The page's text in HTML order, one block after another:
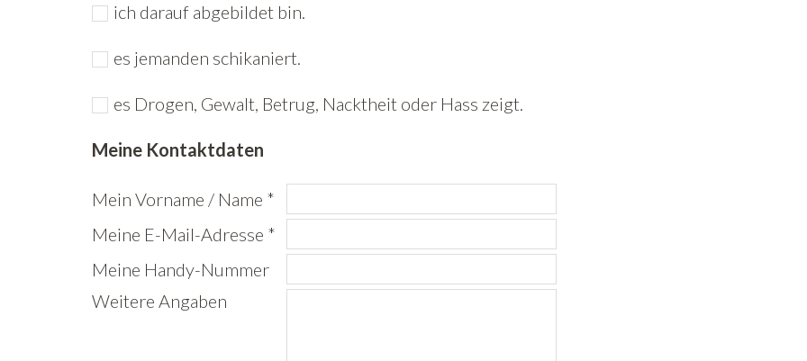
ich darauf abgebildet bin.
es jemanden schikaniert.
es Drogen, Gewalt, Betrug, Nacktheit oder Hass zeigt.
Meine Kontaktdaten
Mein Vorname / Name *
Meine E-Mail-Adresse *
Meine Handy-Nummer
Weitere Angaben